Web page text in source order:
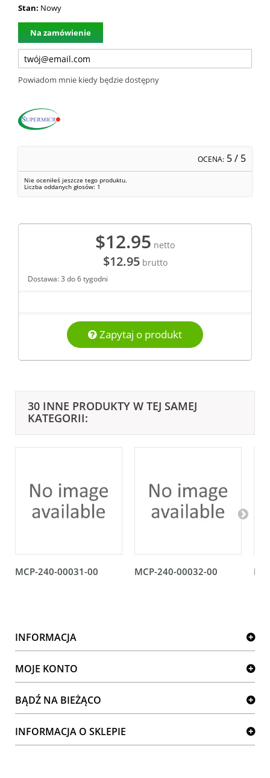
Stan: Nowy
Na zamówienie
Powiadom mnie kiedy będzie dostępny
OCENA: 5/ 5
Nie oceniłeś jeszcze tego produktu.
Liczba oddanych głosów: 1
$12.95 netto
$12.95brutto
Dostawa: 3 do 6 tygodni
Zapytaj o produkt
30 INNE PRODUKTY W TEJ SAMEJ
KATEGORII:
MCP-240-00031-00 MCP-240-00032-00
INFORMACJA
MOJE KONTO
BĄDŹ NA BIEŻĄCO
INFORMACJA O SKLEPIE